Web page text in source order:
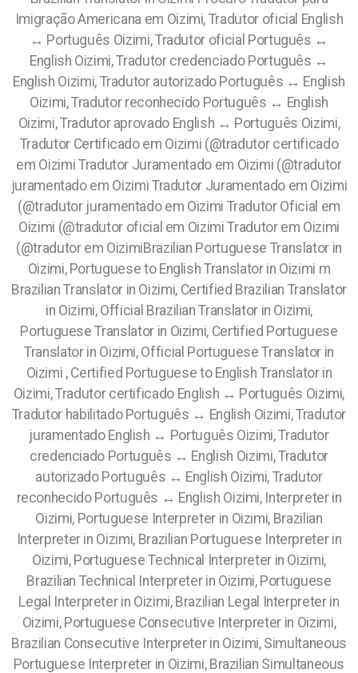
Imigração Americana em Oizimi, Tradutor oficial English
↔️ Português Oizimi, Tradutor oficial Português ↔️
English Oizimi, Tradutor credenciado Português ↔️
English Oizimi, Tradutor autorizado Português ↔️ English
Oizimi, Tradutor reconhecido Português ↔️ English
Oizimi, Tradutor aprovado English ↔️ Português Oizimi,
Tradutor Certificado em Oizimi (@tradutor certificado
em Oizimi Tradutor Juramentado em Oizimi (@tradutor
juramentado em Oizimi Tradutor Juramentado em Oizimi
(@tradutor juramentado em Oizimi Tradutor Oficial em
Oizimi (@tradutor oficial em Oizimi Tradutor em Oizimi
(@tradutor em OizimiBrazilian Portuguese Translator in
Oizimi, Portuguese to English Translator in Oizimi m
Brazilian Translator in Oizimi, Certified Brazilian Translator
in Oizimi, Official Brazilian Translator in Oizimi,
Portuguese Translator in Oizimi, Certified Portuguese
Translator in Oizimi, Official Portuguese Translator in
Oizimi , Certified Portuguese to English Translator in
Oizimi, Tradutor certificado English ↔️ Português Oizimi,
Tradutor habilitado Português ↔️ English Oizimi, Tradutor
juramentado English ↔️ Português Oizimi, Tradutor
credenciado Português ↔️ English Oizimi, Tradutor
autorizado Português ↔️ English Oizimi, Tradutor
reconhecido Português ↔️ English Oizimi, Interpreter in
Oizimi, Portuguese Interpreter in Oizimi, Brazilian
Interpreter in Oizimi, Brazilian Portuguese Interpreter in
Oizimi, Portuguese Technical Interpreter in Oizimi,
Brazilian Technical Interpreter in Oizimi, Portuguese
Legal Interpreter in Oizimi, Brazilian Legal Interpreter in
Oizimi, Portuguese Consecutive Interpreter in Oizimi,
Brazilian Consecutive Interpreter in Oizimi, Simultaneous
Portuguese Interpreter in Oizimi, Brazilian Simultaneous